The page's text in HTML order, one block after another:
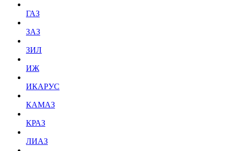
ГАЗ
ЗАЗ
ЗИЛ
ИЖ
ИКАРУС
КАМАЗ
КРАЗ
ЛИАЗ